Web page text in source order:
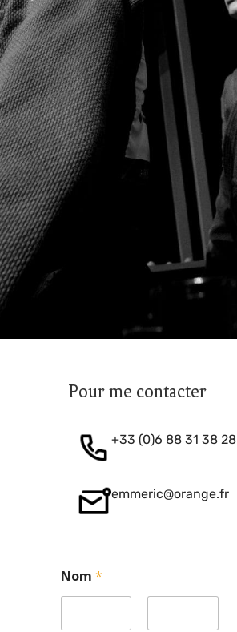
Pour me contacter
+33 (0)6 88 31 38 28
emmeric@orange.fr
Nom *